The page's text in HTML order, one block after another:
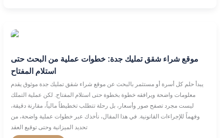
موقع شراء شقق تمليك جدة: خطوات عملية من البحث حتى
استلام المفتاح
يبدأ حلم كل أسرة أو مستثمر بالبحث عن موقع شراء شقق تمليك جدة موثوق يقدم
معلومات واضحة ويرافقه خطوة بخطوة حتى استلام المفتاح. لكن عملية التملك
ليست مجرد تصفح صور وأسعار، بل رحلة تتطلب تخطيطاً مالياً، مقارنة دقيقة،
وفهماً للإجراءات القانونية. في هذا المقال، نأخذك عبر خطوات عملية واضحة، من
تحديد الميزانية وحتى توقيع العقد
جدة:
خطوات
عملية
البحث
حتى
استلام
المفتاح